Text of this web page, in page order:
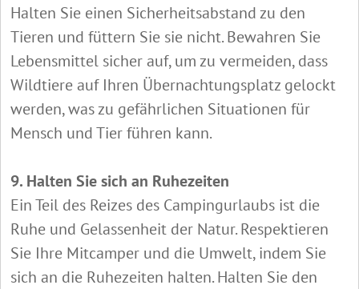
Halten Sie einen Sicherheitsabstand zu den
Tieren und füttern Sie sie nicht. Bewahren Sie
Lebensmittel sicher auf, um zu vermeiden, dass
Wildtiere auf Ihren Übernachtungsplatz gelockt
werden, was zu gefährlichen Situationen für
Mensch und Tier führen kann.
9. Halten Sie sich an Ruhezeiten
Ein Teil des Reizes des Campingurlaubs ist die
Ruhe und Gelassenheit der Natur. Respektieren
Sie Ihre Mitcamper und die Umwelt, indem Sie
sich an die Ruhezeiten halten. Halten Sie den